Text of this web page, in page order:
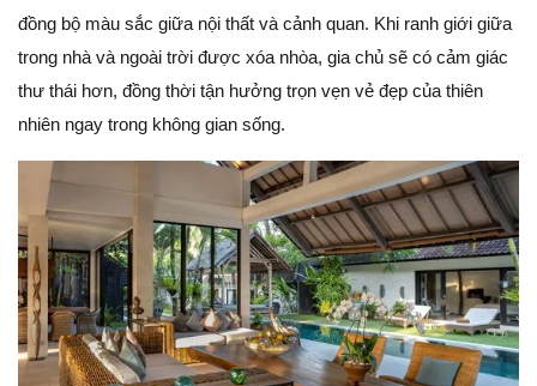
đồng bộ màu sắc giữa nội thất và cảnh quan. Khi ranh giới giữa
trong nhà và ngoài trời được xóa nhòa, gia chủ sẽ có cảm giác
thư thái hơn, đồng thời tận hưởng trọn vẹn vẻ đẹp của thiên
nhiên ngay trong không gian sống.